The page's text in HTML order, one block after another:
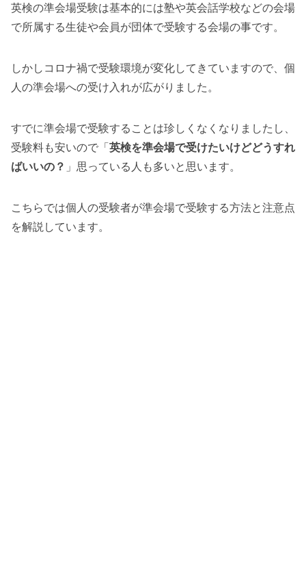
英検の準会場受験は基本的には塾や英会話学校などの会場
で所属する生徒や会員が団体で受験する会場の事です。
しかしコロナ禍で受験環境が変化してきていますので、個
人の準会場への受け入れが広がりました。
すでに準会場で受験することは珍しくなくなりましたし、
受験料も安いので「英検を準会場で受けたいけどどうすれ
ばいいの？ 」思っている人も多いと思います。
こちらでは個人の受験者が準会場で受験する方法と注意点
を解説しています。